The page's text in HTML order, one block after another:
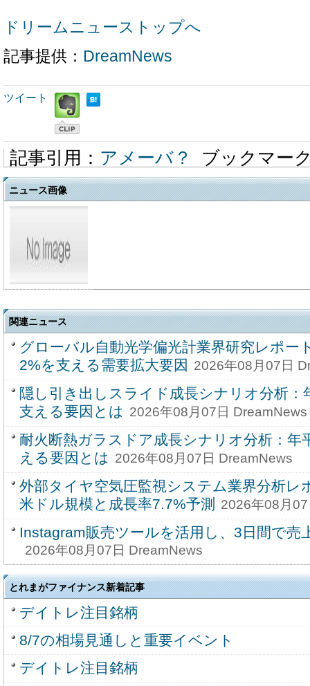
ドリームニューストップへ
記事提供： DreamNews
ツイート
記事引用： アメーバ？ ブックマー
ニュース画像
関連ニュース
グローバル自動光学偏光計業界研究レポー
2%を支える需要拡大要因 2026年08月07日
隠し引き出しスライド成長シナリオ分析：
支える要因とは 2026年08月07日 DreamNews
耐火断熱ガラスドア成長シナリオ分析：年
える要因とは 2026年08月07日 DreamNews
外部タイヤ空気圧監視システム業界分析レ
米ドル規模と成長率7.7%予測
2026年08月
Instagram販売ツールを活用し、3日間で売
2026年08月07日 DreamNews
とれまがファイナンス新着記事
デイトレ注目銘柄
8/7の相場見通しと重要イベント
デイトレ注目銘柄